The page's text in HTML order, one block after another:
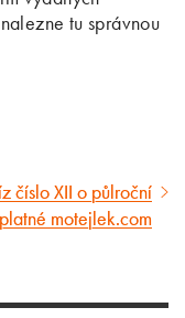
tu správnou
číslo XII o půlroční
motejlek.com